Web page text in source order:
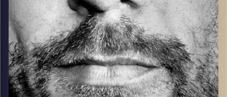
קרדיט תמונות: David Goehring